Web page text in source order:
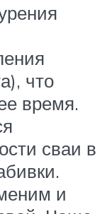
что
время.
сваи в
и